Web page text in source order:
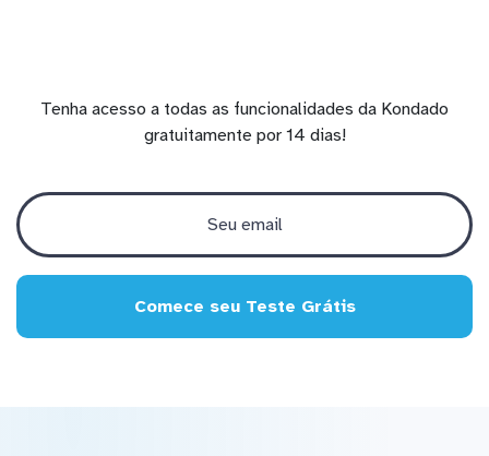
Tenha acesso a todas as funcionalidades da Kondado
gratuitamente por 14 dias!
Comece seu Teste Grátis